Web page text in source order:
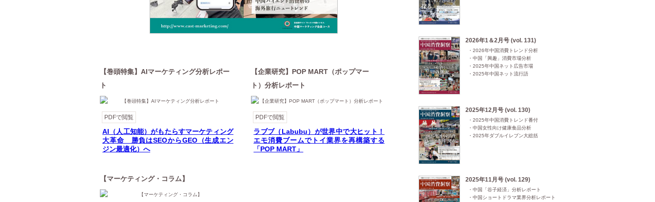
【巻頭特集】AIマーケティング分析レポー
ト
PDFで閲覧
AI（人工知能）がもたらすマーケティング
大革命 勝負はSEOからGEO（生成エン
ジン最適化）へ
【企業研究】POP MART（ポップマー
ト）分析レポート
PDFで閲覧
ラブブ（Labubu）が世界中で大ヒット！
エモ消費ブームでトイ業界を再構築する
「POP MART」
【マーケティング・コラム】
2026年1＆2月号 (vol. 131)
・2026年中国消費トレンド分析
・中国「興趣」消費市場分析
・2025年中国ネット広告市場
・2025年中国ネット流行語
2025年12月号 (vol. 130)
・2025年中国消費トレンド番付
・中国女性向け健康食品分析
・2025年ダブルイレブン大総括
2025年11月号 (vol. 129)
・中国「谷子経済」分析レポート
・中国ショートドラマ業界分析レポート